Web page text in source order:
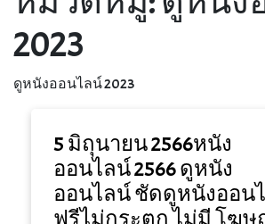
2023
ดูหนังออนไลน์ 2023
5 มิถุนายน 2566หนัง
ออนไลน์ 2566 ดูหนัง
ออนไลน์ ชัดดูหนังออน
ฟรีไม่กระตุก ไม่มี โฆ